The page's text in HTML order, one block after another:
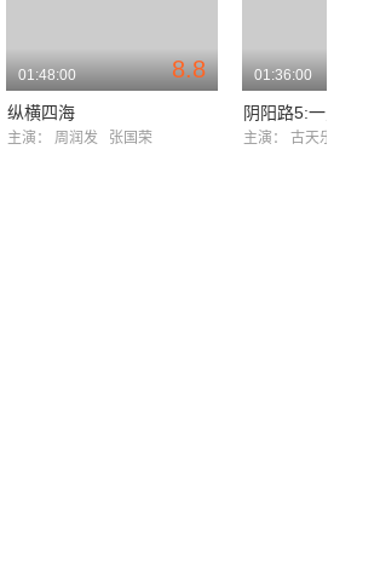
8.8
01:48:00
纵横四海
主演： 周润发 张国荣
01:36:00
阴阳路5:一见发财
主演： 古天乐